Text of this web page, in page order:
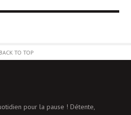
BACK TO TOP
pour la pause ! Détente,